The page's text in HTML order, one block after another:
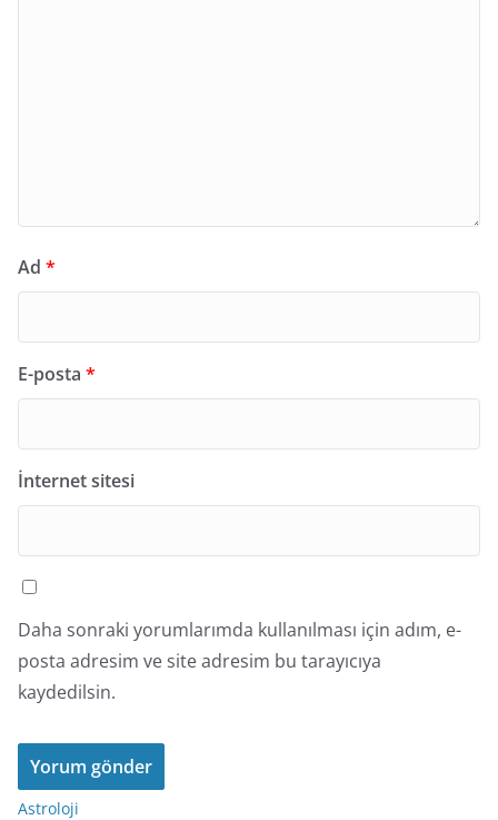
Ad *
E-posta *
İnternet sitesi
Daha sonraki yorumlarımda kullanılması için adım, e-
posta adresim ve site adresim bu tarayıcıya
kaydedilsin.
Astroloji